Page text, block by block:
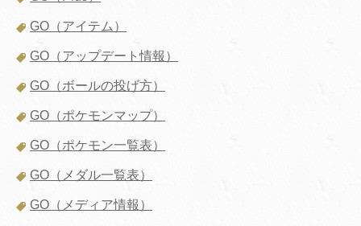
GO（アイテム）
GO（アップデート情報）
GO（ボールの投げ方）
GO（ポケモンマップ）
GO（ポケモン一覧表）
GO（メダル一覧表）
GO（メディア情報）